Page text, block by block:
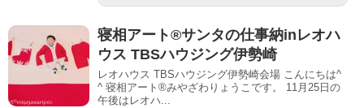
寝相アート®︎サンタの仕事納inレオハ
ウス TBSハウジング伊勢崎
レオハウス TBSハウジング伊勢崎会場 こんにちは^
^ 寝相アート®︎みやざわりょうこです。 11月25日の
午後はレオハ...